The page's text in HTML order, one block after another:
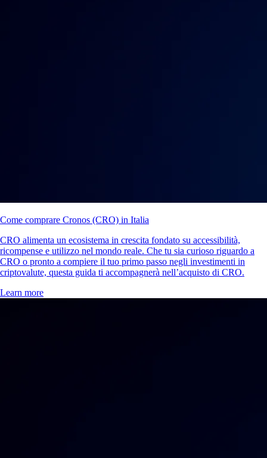
Come comprare Cronos (CRO) in Italia
CRO alimenta un ecosistema in crescita fondato su accessibilità,
ricompense e utilizzo nel mondo reale. Che tu sia curioso riguardo a
CRO o pronto a compiere il tuo primo passo negli investimenti in
criptovalute, questa guida ti accompagnerà nell’acquisto di CRO.
Learn more